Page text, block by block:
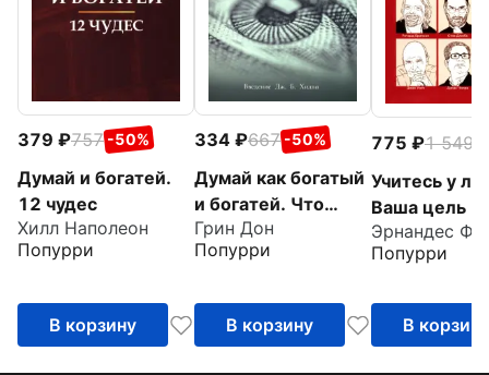
379 757 -50%
Думай и богатей.
12 чудес
Хилл Наполеон
Попурри
В корзину
334 667 -50%
Думай как богатый
и богатей. Что
видят миллионеры
и не видят
Грин Дон
Попурри
В корзину
775 1 549
Учитесь у
Ваша цель -
личностный
Попурри
В корзину